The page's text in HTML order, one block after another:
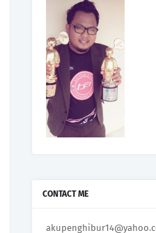
CONTACT ME